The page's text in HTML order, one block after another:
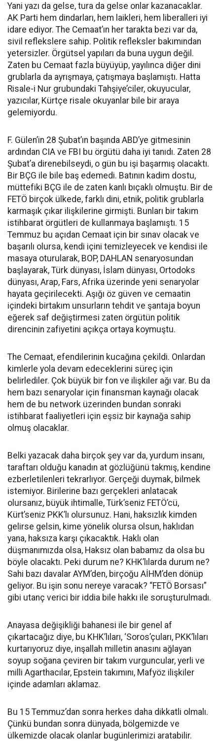
Yani yazı da gelse, tura da gelse onlar kazanacaklar.
AK Parti hem dindarları, hem laikleri, hem liberalleri iyi
idare ediyor. The Cemaat’ın her tarakta bezi var da,
sivil reflekslere sahip. Politik refleksler bakımından
yetersizler. Örgütsel yapıları da buna uygun değil.
Zaten bu Cemaat fazla büyüyüp, yayılınca diğer dini
grublarla da ayrışmaya, çatışmaya başlamıştı. Hatta
Risale-i Nur grubundaki Tahşiye’ciler, okuyucular,
yazıcılar, Kürtçe risale okuyanlar bile bir araya
gelemiyordu.
F. Gülen’in 28 Şubat’ın başında ABD’ye gitmesinin
ardından CIA ve FBI bu örgütü daha iyi tanıdı. Zaten 28
Şubat’a direnebilseydi, o gün bu işi başarmış olacaktı.
Bir BÇG ile bile baş edemedi. Batının kadim dostu,
müttefiki BÇG ile de zaten kanlı bıçaklı olmuştu. Bir de
FETÖ birçok ülkede, farklı dini, etnik, politik grublarla
karmaşık çıkar ilişkilerine girmişti. Bunları bir takım
istihbarat örgütleri de kullanmaya başlamıştı. 15
Temmuz bu açıdan Cemaat için bir sınav olacak ve
başarılı olursa, kendi içini temizleyecek ve kendisi ile
masaya oturularak, BOP, DAHLAN senaryosundan
başlayarak, Türk dünyası, İslam dünyası, Ortodoks
dünyası, Arap, Fars, Afrika üzerinde yeni senaryolar
hayata geçirilecekti. Aşığı öz güven ve cemaatin
içindeki birtakım unsurların tehdit ve şantaja boyun
eğerek saf değiştirmesi zaten örgütün politik
direncinin zafiyetini açıkça ortaya koymuştu.
The Cemaat, efendilerinin kucağına çekildi. Onlardan
kimlerle yola devam edeceklerini süreç için
belirlediler. Çok büyük bir fon ve ilişkiler ağı var. Bu da
hem bazı senaryolar için finansman kaynağı olacak
hem de bu network üzerinden bundan sonraki
istihbarat faaliyetleri için eşsiz bir kaynağa sahip
olmuş olacaklar.
Belki yazacak daha birçok şey var da, yurdum insanı,
taraftarı olduğu kanadın at gözlüğünü takmış, kendine
ezberletilenleri tekrarlıyor. Gerçeği duymak, bilmek
istemiyor. Birilerine bazı gerçekleri anlatacak
olursanız, büyük ihtimalle, Türk’seniz FETÖ’cü,
Kürt’seniz PKK’lı olursunuz. Hani, haksızlık kimden
gelirse gelsin, kime yönelik olursa olsun, haklıdan
yana, haksıza karşı çıkacaktık. Haklı olan
düşmanımızda olsa, Haksız olan babamız da olsa bu
böyle olacaktı. Peki durum ne? KHK’lılarda durum ne?
Sahi bazı davalar AYM’den, birçoğu AİHM’den dönüp
geliyor. Bu işin sonu nereye varacak? “FETÖ Borsası”
gibi utanç verici bir iddia bile hakkı ile soruşturulmadı.
Anayasa değişikliği bahanesi ile bir genel af
çıkartacağız diye, bu KHK’lıları, ‘Soros’çuları, PKK’lıları
kurtarıyoruz diye, inşallah milletin anasını ağlayan
soyup soğana çeviren bir takım vurguncular, yerli ve
milli Agarthacılar, Epstein takımını, Mafyöz ilişkiler
içinde adamları aklamaz.
Bu 15 Temmuz’dan sonra herkes daha dikkatli olmalı.
Çünkü bundan sonra dünyada, bölgemizde ve
ülkemizde olacak olanlar bugünlerimizi aratabilir.